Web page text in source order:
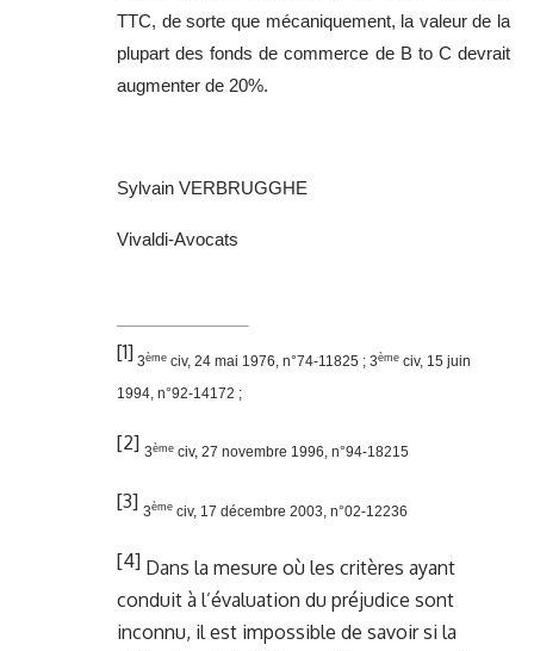
TTC, de sorte que mécaniquement, la valeur de la
plupart des fonds de commerce de B to C devrait
augmenter de 20%.
Sylvain VERBRUGGHE
Vivaldi-Avocats
[1] 3ème civ, 24 mai 1976, n°74-11825 ; 3ème civ, 15 juin
1994, n°92-14172 ;
[2] 3ème civ, 27 novembre 1996, n°94-18215
[3] 3ème civ, 17 décembre 2003, n°02-12236
[4] Dans la mesure où les critères ayant
conduit à l’évaluation du préjudice sont
inconnu, il est impossible de savoir si la